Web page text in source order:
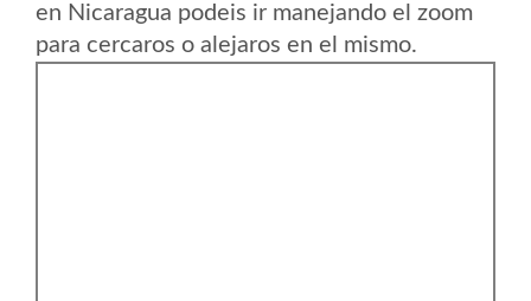
en Nicaragua podeis ir manejando el zoom
para cercaros o alejaros en el mismo.